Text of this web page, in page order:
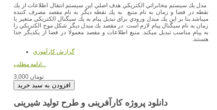
مدل يك سيستم مخابراتي الكتريكي هدف اصلي اين سيستم انتقال اطلاعات از يك
نقطه در فضا و زمان به نام منبع به يك نقطه ديگر به نام مقصد مصرف كننده
ميباشد.بنا بر اين يك مبدل ورودي براي تبديل پيام به يك سيگنال الكتريكي متغير با
زمان به نام سيگنال پيام لازم است در مقصد يك مبدل ديگر شكل موج الكتريكي را
به پيام مناسب تبديل ميكند. منبع اطلاعات و مقصد معمولا در فضا از يكديگر جدا
هستند.
گزارش کارآموزي
ادامه مطلب...
3,000 تومان
دانلود پروژه کارآفرینی و طرح تولید شیرینی